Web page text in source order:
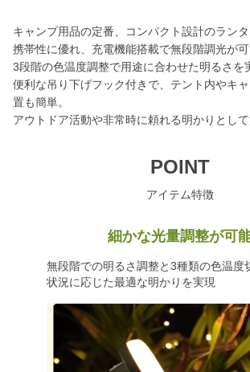
キャンプ用品の定番、コンパクト設計のランタ
携帯性に優れ、充電機能搭載で無段階調光が可
3段階の色温度調整で用途に合わせた明るさを
便利な吊り下げフック付きで、テント内やキ
置も簡単。
アウトドア活動や非常時に頼れる明かりとして
POINT
アイテム特徴
細かな光量調整が可
無段階での明るさ調整と3種類の色温度
状況に応じた最適な明かりを実現